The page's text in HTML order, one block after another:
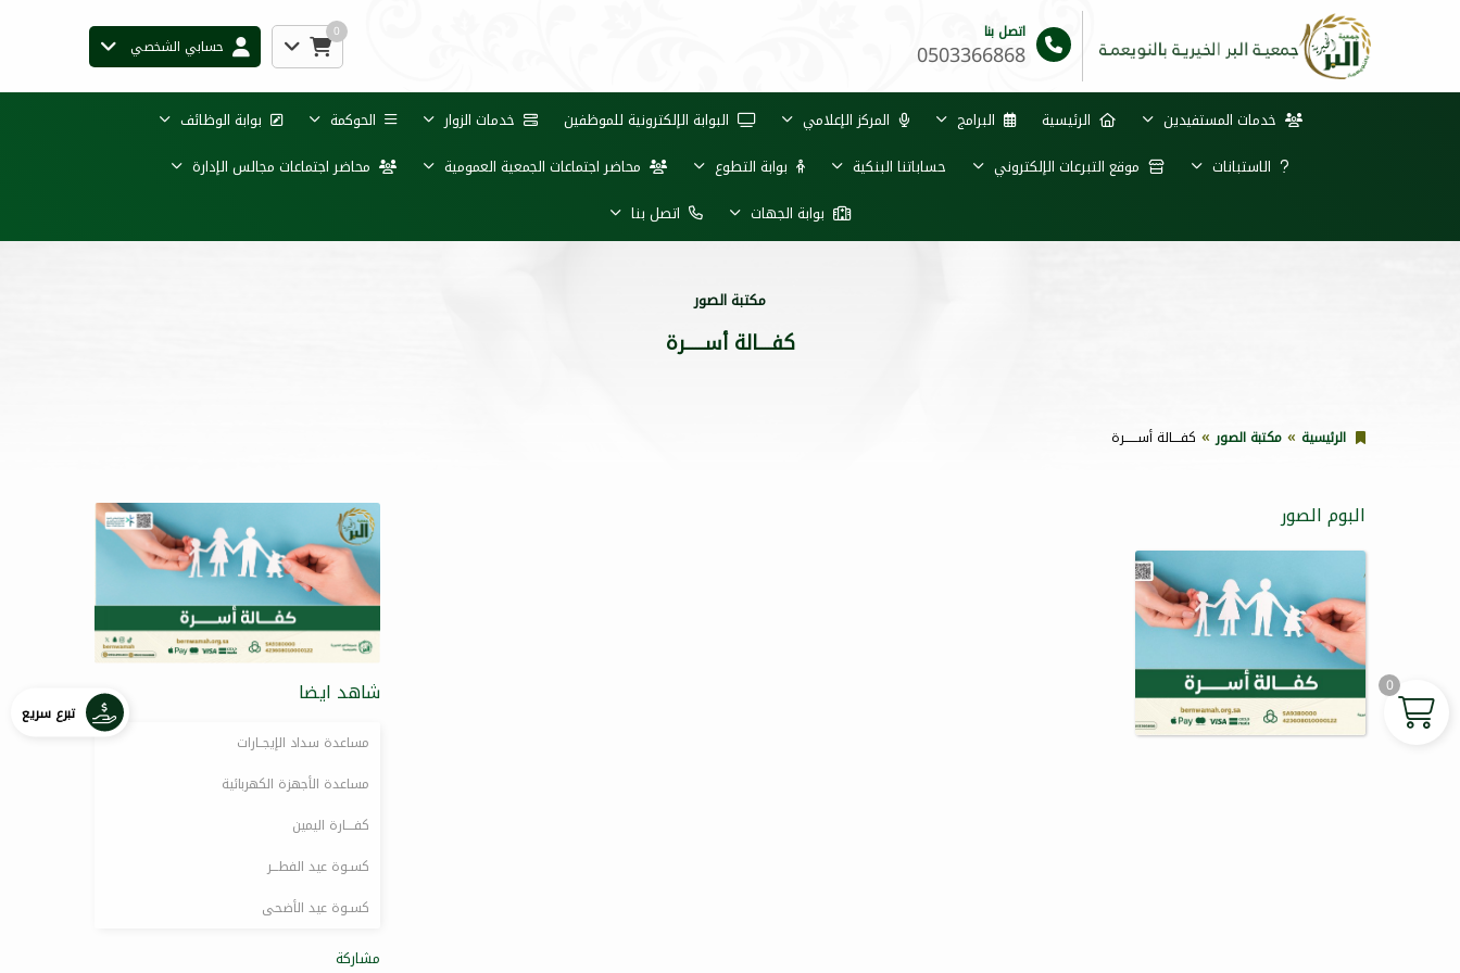
اتصل بنا
0503366868
0
حسابي الشخصي
خدمات المستفيدين الرئيسية البرامج المركز الإعلامي البوابة الإلكترونية للموظفين خدمات الزوار الحوكمة
بوابة الوظائف
الاستبانات
موقع التبرعات الإلكتروني حساباتنا البنكية بوابة التطوع محاضر اجتماعات الجمعية العمومية
محاضر اجتماعات مجالس الإدارة
بوابة الجهات
اتصل بنا
مكتبة الصور
كفــــالة أســــــرة
الرئيسية مكتبة الصور كفــــالة أســــــرة
البوم الصور
شاهد ايضا
مساعدة سداد الإيجــارات
مساعدة الأجهزة الكهربائية
كفــــارة اليمين
كسـوة عيد الفطـــر
كسـوة عيد الأضحى
مشاركة
تبرع سريع
0